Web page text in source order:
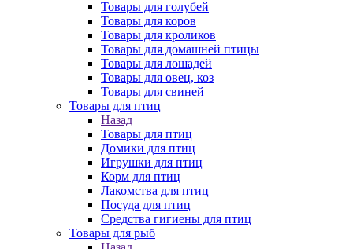
Товары для голубей
Товары для коров
Товары для кроликов
Товары для домашней птицы
Товары для лошадей
Товары для овец, коз
Товары для свиней
Товары для птиц
Назад
Товары для птиц
Домики для птиц
Игрушки для птиц
Корм для птиц
Лакомства для птиц
Посуда для птиц
Средства гигиены для птиц
Товары для рыб